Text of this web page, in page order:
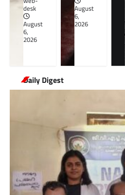
desk
August
6,
2026
August
6,
2026
Daily Digest